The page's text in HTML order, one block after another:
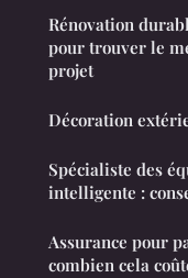
Rénovation
pour trouver le
projet
Décoration
Spécialiste des
intelligente :
Assurance pour
combien cela